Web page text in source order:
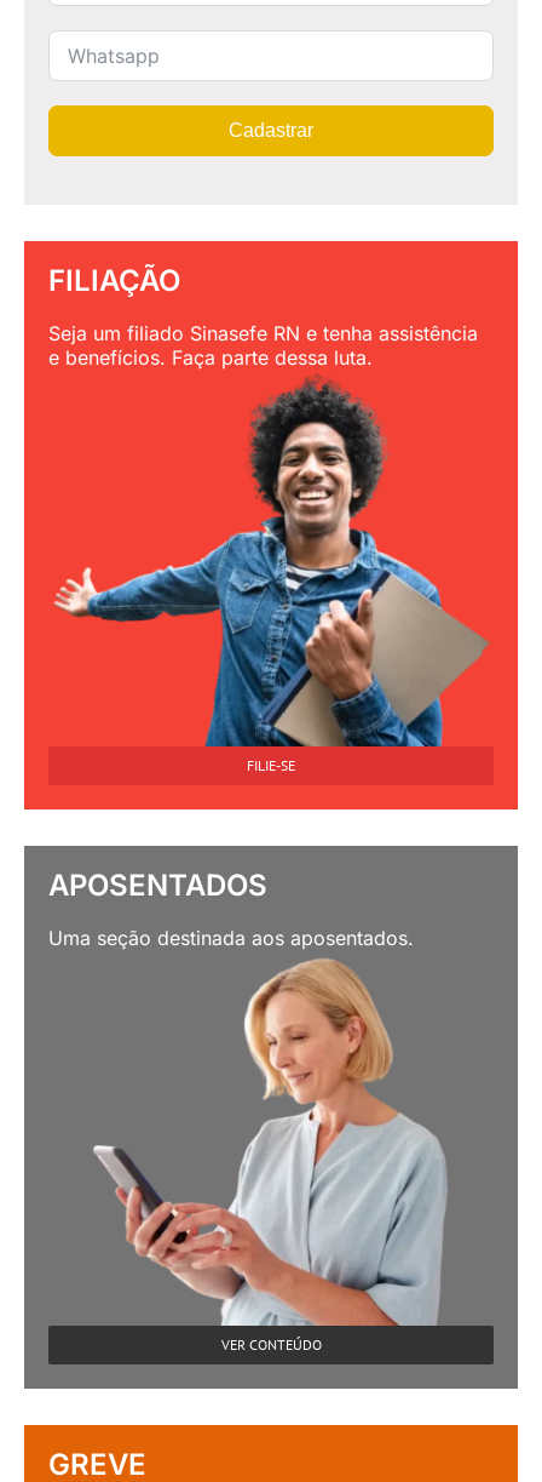
Cadastrar
FILIAÇÃO
Seja um filiado Sinasefe RN e tenha assistência
e benefícios. Faça parte dessa luta.
FILIE-SE
APOSENTADOS
Uma seção destinada aos aposentados.
VER CONTEÚDO
GREVE